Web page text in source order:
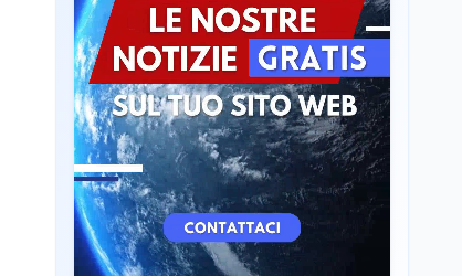
ma la voragine Nord-
Sud triplica
Cultura 6 ago
Francesco Guccini si è
spento a Pàvana: addio
al Maestrone